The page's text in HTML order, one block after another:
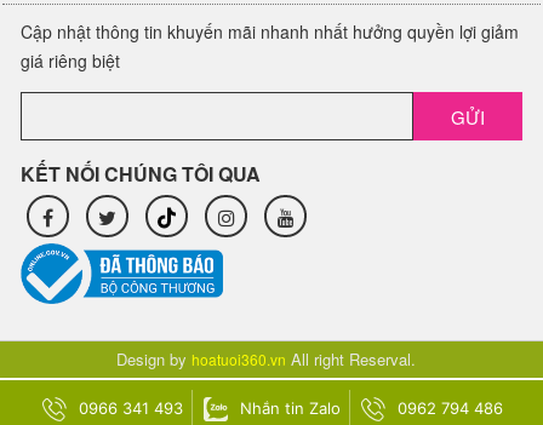
Cập nhật thông tin khuyến mãi nhanh nhất hưởng quyền lợi giảm
giá riêng biệt
GỬI
KẾT NỐI CHÚNG TÔI QUA
Design by hoatuoi360.vn All right Reserval.
0966 341 493 Nhắn tin Zalo 0962 794 486